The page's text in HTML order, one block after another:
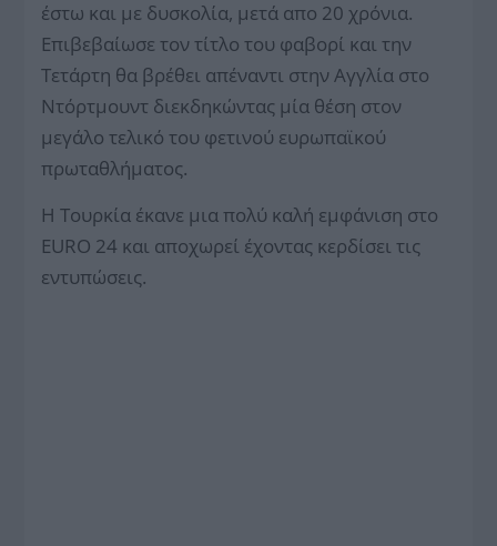
έστω και με δυσκολία, μετά απο 20 χρόνια.
Επιβεβαίωσε τον τίτλο του φαβορί και την
Τετάρτη θα βρέθει απέναντι στην Αγγλία στο
Ντόρτμουντ διεκδηκώντας μία θέση στον
μεγάλο τελικό του φετινού ευρωπαϊκού
πρωταθλήματος.
Η Τουρκία έκανε μια πολύ καλή εμφάνιση στο
EURO 24 και αποχωρεί έχοντας κερδίσει τις
εντυπώσεις.